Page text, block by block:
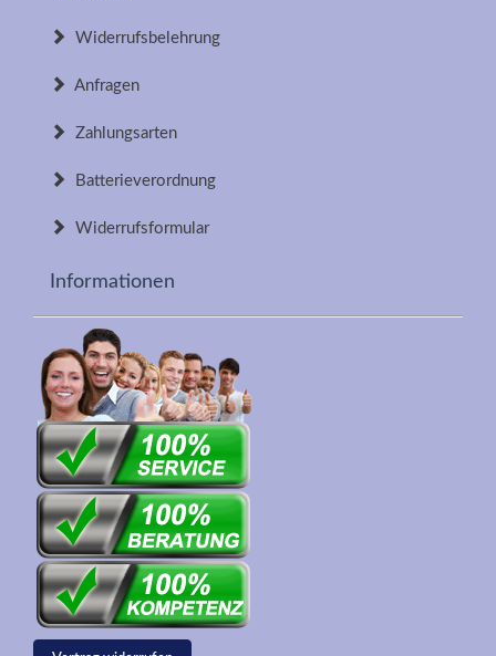
Widerrufsbelehrung
Anfragen
Zahlungsarten
Batterieverordnung
Widerrufsformular
Informationen